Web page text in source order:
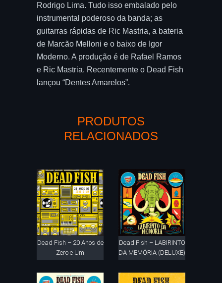
Rodrigo Lima. Tudo isso embalado pelo
instrumental poderoso da banda; as
guitarras rápidas de Ric Mastria, a bateria
de Marcão Melloni e o baixo de Igor
Moderno. A produção é de Rafael Ramos
e Ric Mastria. Recentemente o Dead Fish
lançou “Dentes Amarelos”.
PRODUTOS
RELACIONADOS
Dead Fish – 20 Anos de
Zero e Um
Dead Fish – LABIRINTO
DA MEMÓRIA (DELUXE)